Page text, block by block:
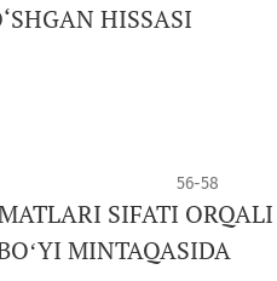
HISSASI
56-58
SIFATI ORQALI
MINTAQASIDA